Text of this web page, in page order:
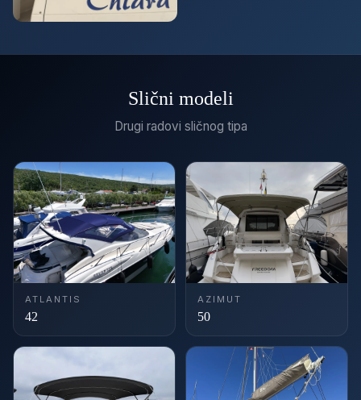
Slični modeli
Drugi radovi sličnog tipa
ATLANTIS
42
AZIMUT
50